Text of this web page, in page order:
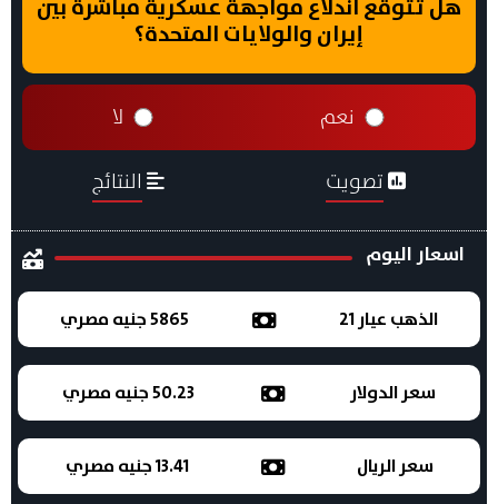
هل تتوقع اندلاع مواجهة عسكرية مباشرة بين
إيران والولايات المتحدة؟
نعم لا
تصويت النتائج
اسعار اليوم
الذهب عيار 21 5865 جنيه مصري
سعر الدولار 50.23 جنيه مصري
سعر الريال 13.41 جنيه مصري